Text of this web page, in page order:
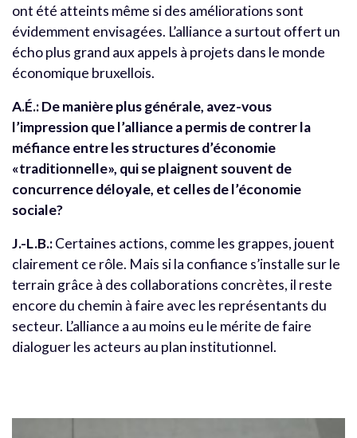
ont été atteints même si des améliorations sont
évidemment envisagées. L’alliance a surtout offert un
écho plus grand aux appels à projets dans le monde
économique bruxellois.
A.É.:De manière plus générale, avez-vous
l’impression que l’alliance a permis de contrer la
méfiance entre les structures d’économie
«traditionnelle», qui se plaignent souvent de
concurrence déloyale, et celles de l’économie
sociale?
J.-L.B.:Certaines actions, comme les grappes, jouent
clairement ce rôle. Mais si la confiance s’installe sur le
terrain grâce à des collaborations concrètes, il reste
encore du chemin à faire avec les représentants du
secteur. L’alliance a au moins eu le mérite de faire
dialoguer les acteurs au plan institutionnel.